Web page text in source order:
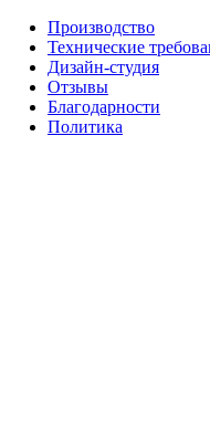
Производство
Технические
Дизайн-студия
Отзывы
Благодарности
Политика